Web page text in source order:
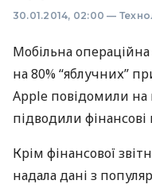
30.01.2014, 02:00 —
Мобільна
на 80% “яблучних”
Apple повідомили
підводили
Крім фінансової
надала дані з